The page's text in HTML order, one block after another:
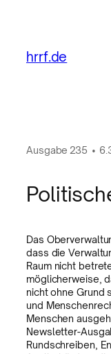
hrrf.de
Ausgabe 235 •
Das
dass die
Raum nicht
möglicherweise,
nicht ohne Grund
und
Menschen
Newsletter-
Rundschreiben,